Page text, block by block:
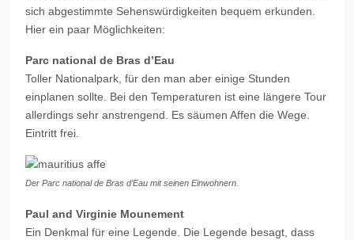
sich abgestimmte Sehenswürdigkeiten bequem erkunden.
Hier ein paar Möglichkeiten:
Parc national de Bras d’Eau
Toller Nationalpark, für den man aber einige Stunden
einplanen sollte. Bei den Temperaturen ist eine längere Tour
allerdings sehr anstrengend. Es säumen Affen die Wege.
Eintritt frei.
Der Parc national de Bras d’Eau mit seinen Einwohnern.
Paul and Virginie Mounement
Ein Denkmal für eine Legende. Die Legende besagt, dass